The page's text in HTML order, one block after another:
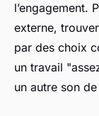
l’engagement.
externe,
par des choix
un travail
un autre son